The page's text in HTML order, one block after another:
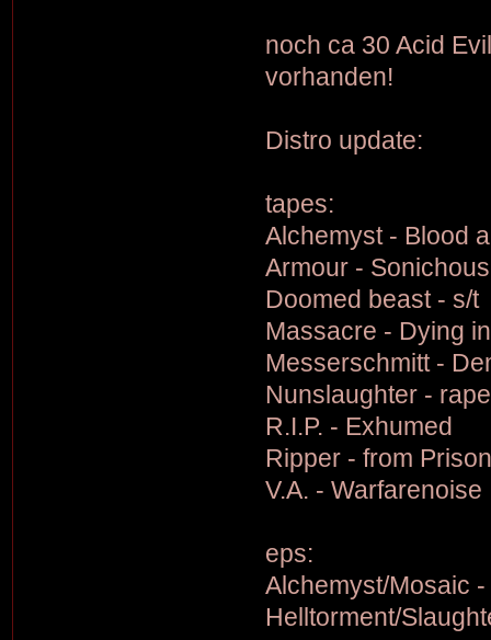
noch ca 30 Acid
vorhanden!
Distro update:
tapes:
Alchemyst - Blood
Armour -
Doomed beast - s/t
Massacre - Dying
Messerschmitt -
Nunslaughter -
R.I.P. - Exhumed
Ripper - from
V.A. - Warfarenoise
eps:
Alchemyst/Mosaic -
Helltorment/